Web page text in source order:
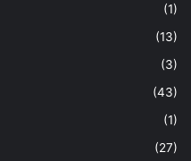
(1)
(13)
(3)
(43)
(1)
(27)